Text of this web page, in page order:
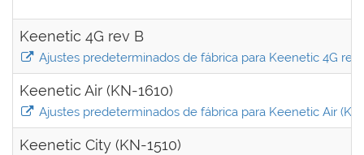
Keenetic 4G rev B
Ajustes predeterminados de fábrica para Keenetic 4G rev
Keenetic Air (KN-1610)
Ajustes predeterminados de fábrica para Keenetic Air
Keenetic City (KN-1510)